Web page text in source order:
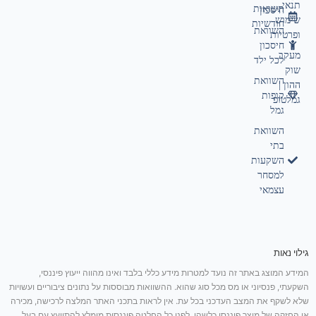
חיסכון
השוואת
חיסכון
לכל ילד
השוואת
קופות
גמל
השוואת
בתי
השקעות
למסחר
עצמאי
תנאי
שימוש
ופרטיות
מעקב
שוק
ההון |
גמלטופ
תשואות
חודשיות
גילוי נאות
המידע המוצג באתר זה נועד למטרות מידע כללי בלבד ואינו מהווה ייעוץ פיננסי,
השקעתי, פנסיוני או מס מכל סוג שהוא. ההשוואות מבוססות על נתונים ציבוריים ועשויות
שלא לשקף את המצב העדכני בכל עת. אין לראות בתכני האתר המלצה לרכישה, מכירה